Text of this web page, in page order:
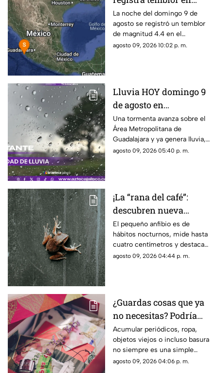
Jalisco; ¿hay daños?
La noche del domingo 9 de
agosto se registró un temblor
de magnitud 4.4 en el
municipio de Puerto Vallarta,
agosto 09, 2026 10:02 p. m.
Lluvia HOY domingo 9
de agosto en
Guadalajara: ¿Dónde
está lloviendo y qué
zonas tienen alerta?
Una tormenta avanza sobre el
Área Metropolitana de
Guadalajara y ya genera lluvia,
actividad eléctrica y rachas de
agosto 09, 2026 05:40 p. m.
¡La “rana del café”:
descubren nueva
especie en Costa Rica
El pequeño anfibio es de
hábitos nocturnos, mide hasta
cuatro centímetros y destaca
por sus manchas verdes y su
agosto 09, 2026 04:44 p. m.
¿Guardas cosas que ya
no necesitas? Podría
haber algo más detrás
Acumular periódicos, ropa,
objetos viejos o incluso basura
no siempre es una simple
costumbre. En algunos casos,
agosto 09, 2026 04:06 p. m.